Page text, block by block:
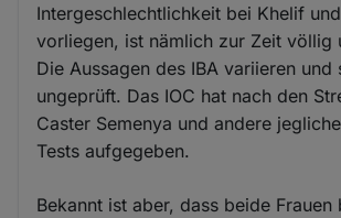
Intergeschlechtlichkeit bei Khelif
vorliegen, ist nämlich zur Zeit völlig
Die Aussagen des IBA variieren und
ungeprüft. Das IOC hat nach den
Caster Semenya und andere
Tests aufgegeben.
Bekannt ist aber, dass beide Frauen